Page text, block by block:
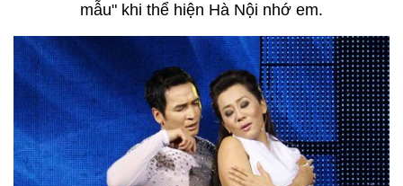
mẫu" khi thể hiện Hà Nội nhớ em.